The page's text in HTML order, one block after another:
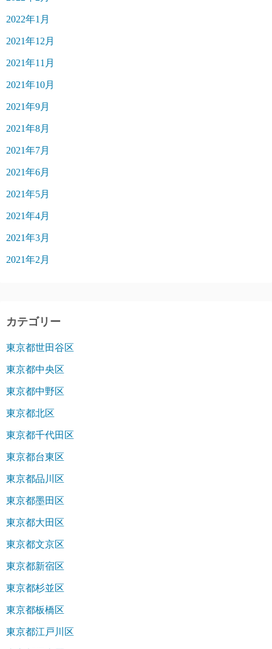
2022年1月
2021年12月
2021年11月
2021年10月
2021年9月
2021年8月
2021年7月
2021年6月
2021年5月
2021年4月
2021年3月
2021年2月
カテゴリー
東京都世田谷区
東京都中央区
東京都中野区
東京都北区
東京都千代田区
東京都台東区
東京都品川区
東京都墨田区
東京都大田区
東京都文京区
東京都新宿区
東京都杉並区
東京都板橋区
東京都江戸川区